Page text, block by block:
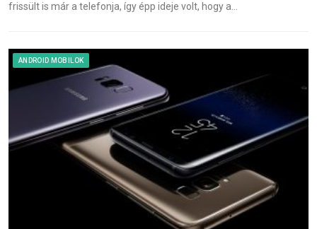
frissült is már a telefonja, így épp ideje volt, hogy a…
ANDROID MOBILOK